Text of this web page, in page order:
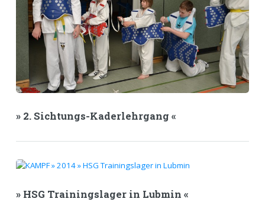
» 2. Sichtungs-Kaderlehrgang «
» HSG Trainingslager in Lubmin «